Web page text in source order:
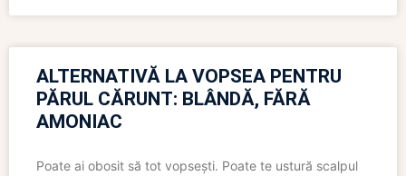
ALTERNATIVĂ LA VOPSEA PENTRU
PĂRUL CĂRUNT: BLÂNDĂ, FĂRĂ
AMONIAC
Poate ai obosit să tot vopsești. Poate te ustură scalpul